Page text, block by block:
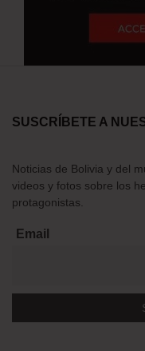
SUSCRÍBETE A
Noticias de Bolivia y del
videos y fotos sobre los
protagonistas.
Email